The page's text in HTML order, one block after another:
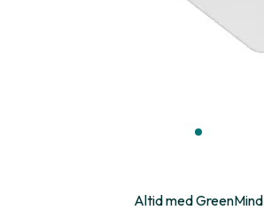
Altid med GreenMind